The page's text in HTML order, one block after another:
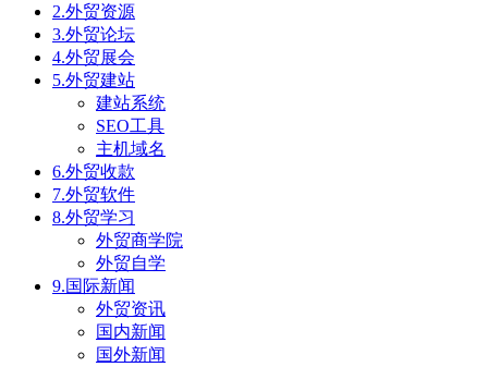
2.外贸资源
3.外贸论坛
4.外贸展会
5.外贸建站
建站系统
SEO工具
主机域名
6.外贸收款
7.外贸软件
8.外贸学习
外贸商学院
外贸自学
9.国际新闻
外贸资讯
国内新闻
国外新闻